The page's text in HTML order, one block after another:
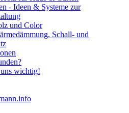
- Ideen & Systeme zur
und Color
Schall- und
wichtig!